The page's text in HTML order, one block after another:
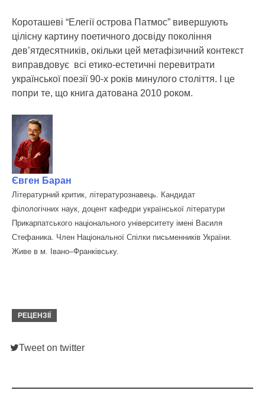
Короташеві “Елегії острова Патмос” вивершують
цілісну картину поетичного досвіду покоління
дев’ятдесятників, окільки цей метафізичний контекст
виправдовує всі етико-естетичні перевитрати
української поезії 90-х років минулого століття. І це
попри те, що книга датована 2010 роком.
Євген Баран
Літературний критик, літературознавець. Кандидат
філологічних наук, доцент кафедри української літератури
Прикарпатського національного університету імені Василя
Стефаника. Член Національної Спілки письменників України.
Живе в м. Івано–Франківську.
РЕЦЕНЗІЇ
Tweet on twitter